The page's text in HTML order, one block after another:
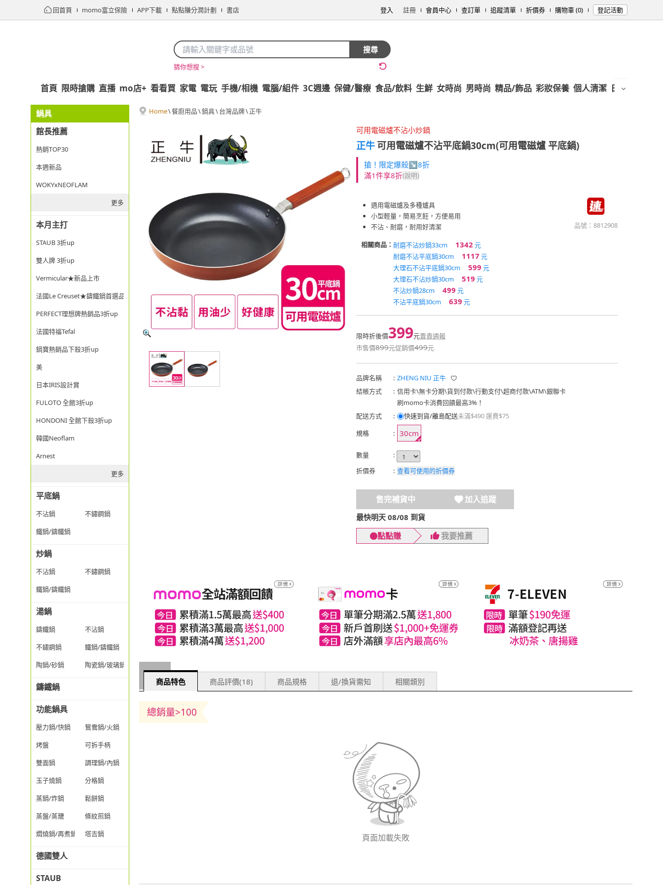
回首頁 momo富立保險 APP下載 點點賺分潤計劃 書店 登入 註冊 會員中心 查訂單 追蹤清單 折價券 購物車 (0) 登記活動
搜尋
猜你想搜 >
首頁 限時搶購 直播 mo店+ 看看買 家電 電玩 手機/相機 電腦/組件 3C週邊 保健/醫療 食品/飲料 生鮮 女時尚 男時尚 精品/飾品 彩妝保養 個人清潔 日用/紙品
鍋具
館長推薦
熱銷TOP30
本週新品
WOKYxNEOFLAM
更多
本月主打
STAUB 3折up
雙人牌 3折up
Vermicular★新品上市
法國Le Creuset★鑄鐵鍋首選品牌
PERFECT理想牌熱銷品3折up
法國特福Tefal
鍋寶熱銷品下殺3折up
美
日本IRIS設計賞
FULOTO 全館3折up
HONDONI 全館下殺3折up
韓國Neoflam
Arnest
更多
平底鍋
不沾鍋
不鏽鋼鍋
鐵鍋/鑄鐵鍋
炒鍋
不沾鍋
不鏽鋼鍋
鐵鍋/鑄鐵鍋
湯鍋
鑄鐵鍋
不沾鍋
不鏽鋼鍋
鐵鍋/鑄鐵鍋
陶鍋/砂鍋
陶瓷鍋/玻璃鍋/透明鍋
鑄鐵鍋
功能鍋具
壓力鍋/快鍋
鴛鴦鍋/火鍋
烤盤
可拆手柄
雙面鍋
調理鍋/內鍋
玉子燒鍋
分格鍋
蒸鍋/炸鍋
鬆餅鍋
蒸盤/蒸籠
條紋煎鍋
燜燒鍋/再煮鍋
塔吉鍋
德國雙人
STAUB
Home\餐廚用品\鍋具\台灣品牌\正牛
可用電磁爐不沾小炒鍋
正牛可用電磁爐不沾平底鍋30cm(可用電磁爐 平底鍋)
搶！限定爆殺↘8折
滿1件享8折(說明)
適用電磁爐及多種爐具
小型輕量，簡易烹飪，方便易用
不沾、耐磨，耐用好清潔
品號： 8812908
相關商品： 耐磨不沾炒鍋33cm 1342 元
耐磨不沾平底鍋30cm
1117 元
大理石不沾平底鍋30cm
599 元
大理石不沾炒鍋30cm
519 元
不沾炒鍋28cm
499 元
不沾平底鍋30cm
639 元
限時折後價399元賣貴通報
市售價899元促銷價499元
品牌名稱 : ZHENG NIU 正牛
結帳方式
: 信用卡\無卡分期\貨到付款\行動支付\超商付款\ATM\銀聯卡
刷momo卡消費回饋最高3%！
配送方式
: 快速到貨/離島配送未滿$490 運費$75
規格
: 30cm
數量
:
折價券
: 查看可使用的折價券
售完補貨中 加入追蹤
最快明天 08/08 到貨
點點賺 我要推薦
商品特色 商品評價(18) 商品規格 退/換貨需知 相關類別
總銷量>100
頁面加載失敗